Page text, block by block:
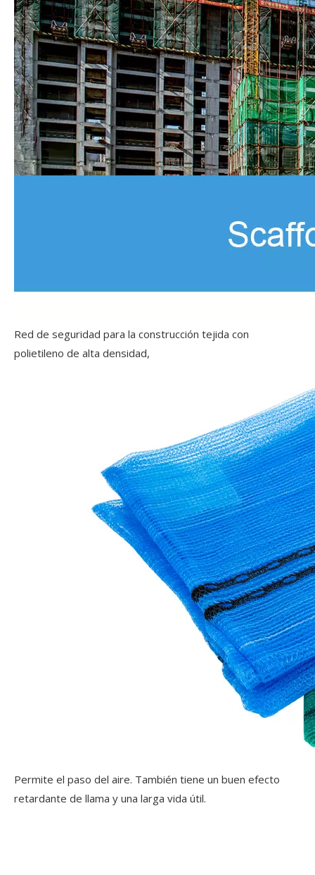
Red de seguridad para la construcción tejida con
polietileno de alta densidad,
Permite el paso del aire. También tiene un buen efecto
retardante de llama y una larga vida útil.